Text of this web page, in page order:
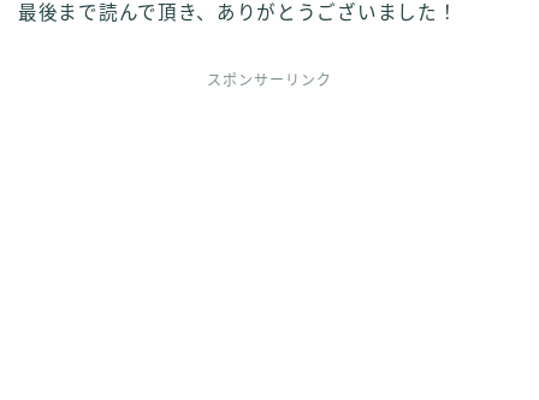
最後まで読んで頂き、ありがとうございました！
スポンサーリンク